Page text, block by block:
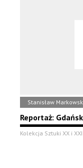
Stanisław
Reportaż:
Kolekcja Sztuki XX i